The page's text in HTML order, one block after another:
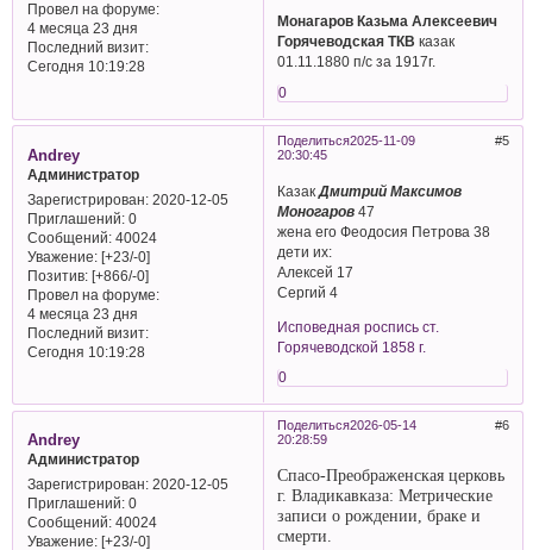
Провел на форуме:
4 месяца 23 дня
Последний визит:
Сегодня 10:19:28
Монагаров Казьма Алексеевич
Горячеводская ТКВ казак
01.11.1880 п/с за 1917г.
0
Поделиться 5
2025-11-09
20:30:45
Andrey
Администратор
Зарегистрирован: 2020-12-05
Приглашений:0
Сообщений:40024
Уважение: [+23/-0]
Позитив: [+866/-0]
Провел на форуме:
4 месяца 23 дня
Последний визит:
Сегодня 10:19:28
КазакДмитрий Максимов
Моногаров 47
жена его Феодосия Петрова 38
дети их:
Алексей 17
Сергий 4
Исповедная роспись ст.
Горячеводской 1858 г.
0
Поделиться 6
2026-05-14
20:28:59
Andrey
Администратор
Зарегистрирован: 2020-12-05
Приглашений:0
Сообщений:40024
Уважение: [+23/-0]
Спасо-Преображенская церковь
г. Владикавказа: Метрические
записи о рождении, браке и
смерти.